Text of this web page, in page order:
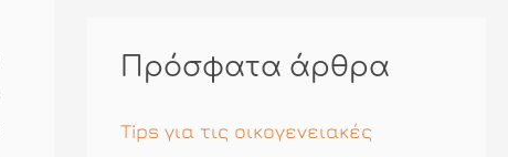
ή
η
Πρόσφατα άρθρα
Tips για τις οικογενειακές